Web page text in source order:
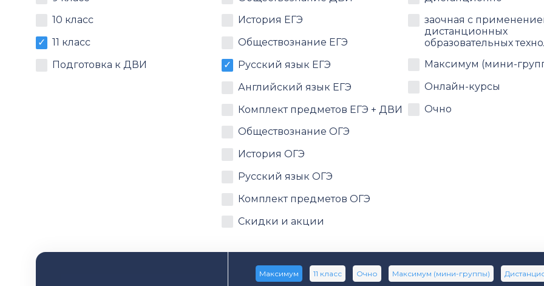
10 класс
11 класс
Подготовка к ДВИ
История ЕГЭ
Обществознание ЕГЭ
Русский язык ЕГЭ
Английский язык ЕГЭ
Комплект предметов ЕГЭ + ДВИ
Обществознание ОГЭ
История ОГЭ
Русский язык ОГЭ
Комплект предметов ОГЭ
Скидки и акции
заочная с
дистанционных
образовательных
Максимум (мини-
Онлайн-курсы
Очно
Максимум 11 класс Очно Максимум (мини-группы)